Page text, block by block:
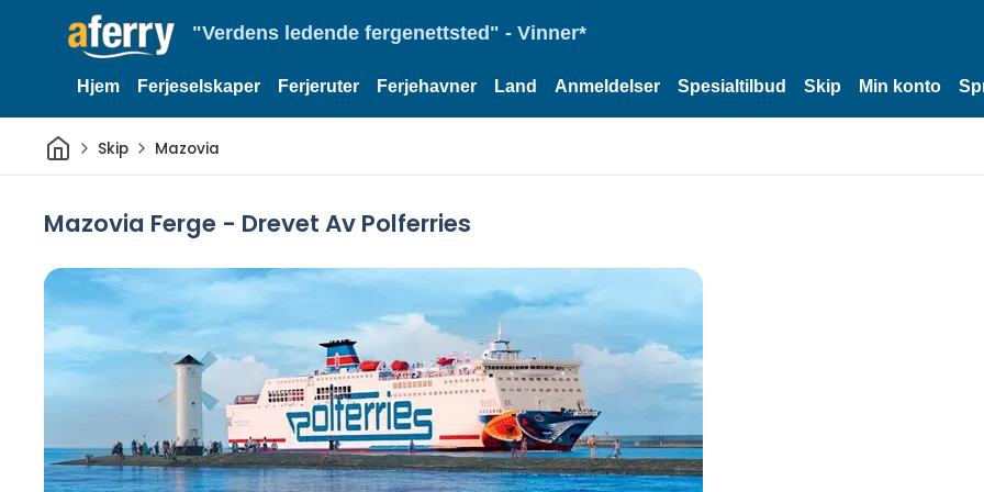
"Verdens ledende fergenettsted" - Vinner*
Hjem Ferjeselskaper Ferjeruter Ferjehavner Land Anmeldelser Spesialtilbud Skip Min konto
HjemSkip Mazovia
Mazovia Ferge - Drevet Av Polferries